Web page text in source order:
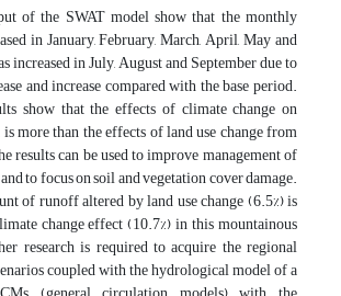
of the SWAT model show that the monthly
in January, February, March, April, May and
increased in July, August and September due to
and increase compared with the base period.
show that the effects of climate change on
more than the effects of land use change from
results can be used to improve management of
to focus on soil and vegetation cover damage.
of runoff altered by land use change (6.5%) is
change effect (10.7%) in this mountainous
research is required to acquire the regional
coupled with the hydrological model of a